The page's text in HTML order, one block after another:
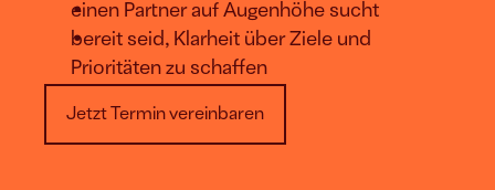
einen Partner auf Augenhöhe sucht
bereit seid, Klarheit über Ziele und
Prioritäten zu schaffen
Jetzt Termin vereinbaren